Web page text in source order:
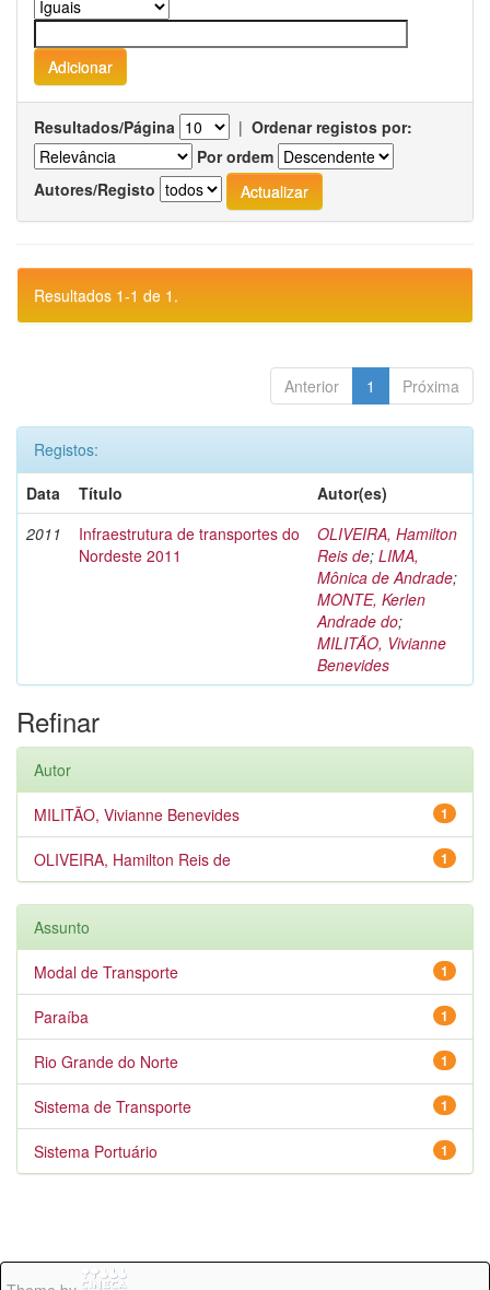
Resultados/Página | Ordenar registos por:
Por ordem
Autores/Registo
Resultados 1-1 de 1.
Anterior 1 Próxima
Registos:
Data
Título
Autor(es)
2011
Infraestrutura de transportes do
Nordeste 2011
OLIVEIRA, Hamilton
Reis de; LIMA,
Mônica de Andrade;
MONTE, Kerlen
Andrade do;
MILITÃO, Vivianne
Benevides
Refinar
Autor
1
MILITÃO, Vivianne Benevides
1
OLIVEIRA, Hamilton Reis de
Assunto
1
Modal de Transporte
1
Paraíba
1
Rio Grande do Norte
1
Sistema de Transporte
1
Sistema Portuário